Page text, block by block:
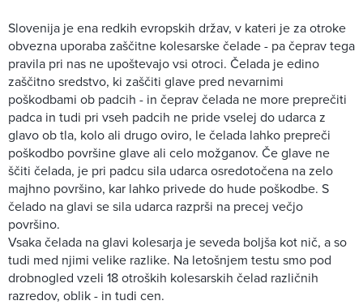
Slovenija je ena redkih evropskih držav, v kateri je za otroke
obvezna uporaba zaščitne kolesarske čelade - pa čeprav tega
pravila pri nas ne upoštevajo vsi otroci. Čelada je edino
zaščitno sredstvo, ki zaščiti glave pred nevarnimi
poškodbami ob padcih - in čeprav čelada ne more preprečiti
padca in tudi pri vseh padcih ne pride vselej do udarca z
glavo ob tla, kolo ali drugo oviro, le čelada lahko prepreči
poškodbo površine glave ali celo možganov. Če glave ne
ščiti čelada, je pri padcu sila udarca osredotočena na zelo
majhno površino, kar lahko privede do hude poškodbe. S
čelado na glavi se sila udarca razprši na precej večjo
površino.
Vsaka čelada na glavi kolesarja je seveda boljša kot nič, a so
tudi med njimi velike razlike. Na letošnjem testu smo pod
drobnogled vzeli 18 otroških kolesarskih čelad različnih
razredov, oblik - in tudi cen.